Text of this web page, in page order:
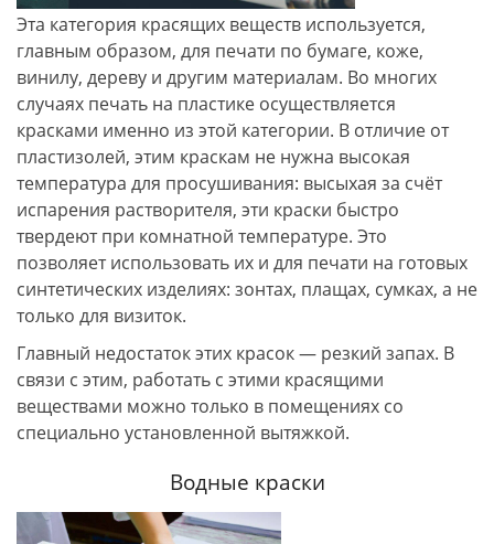
Эта категория красящих веществ используется,
главным образом, для печати по бумаге, коже,
винилу, дереву и другим материалам. Во многих
случаях печать на пластике осуществляется
красками именно из этой категории. В отличие от
пластизолей, этим краскам не нужна высокая
температура для просушивания: высыхая за счёт
испарения растворителя, эти краски быстро
твердеют при комнатной температуре. Это
позволяет использовать их и для печати на готовых
синтетических изделиях: зонтах, плащах, сумках, а не
только для визиток.
Главный недостаток этих красок — резкий запах. В
связи с этим, работать с этими красящими
веществами можно только в помещениях со
специально установленной вытяжкой.
Водные краски